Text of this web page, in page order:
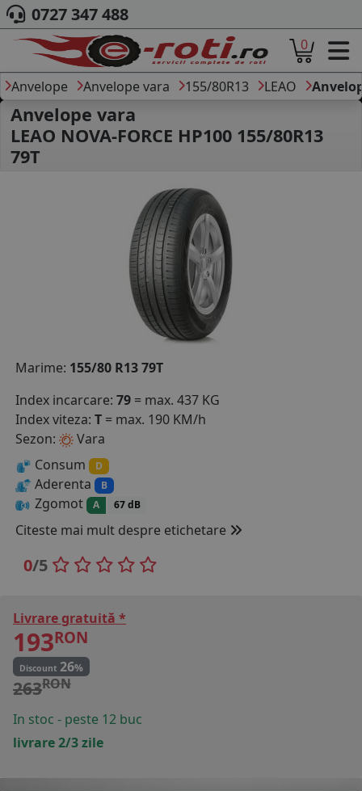
ACASA
DESPRE NOI
ANVELOPE
AUTO
CAMION
CAUTARE DUPA
DIMENSIUNI
PRODUCATORI ANVELOPE
MARCA AUTO
BLOG
B2B - COLABORARE COMPANII
CONTACT
0727 347 488
0
Anvelope Anvelope vara 155/80R13 LEAO
Anvelope vara
LEAO NOVA-FORCE HP100 155/80R13
79T
Marime: 155/80 R13 79T
Index incarcare: 79 = max. 437 KG
Index viteza: T = max. 190 KM/h
Sezon:
Vara
Consum
D
Aderenta B
Zgomot A 67 dB
Citeste mai mult despre etichetare
0/5
Livrare gratuită *
193RON
Discount 26%
263RON
In stoc - peste 12 buc
livrare 2/3 zile